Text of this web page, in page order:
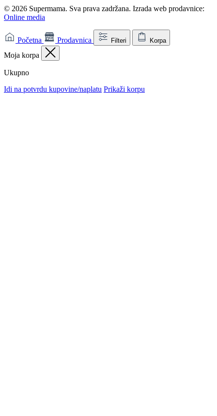
© 2026 Supermama. Sva prava zadržana. Izrada web prodavnice:
Online media
Početna Prodavnica Filteri Korpa
Moja korpa
Ukupno
Idi na potvrdu kupovine/naplatu Prikaži korpu